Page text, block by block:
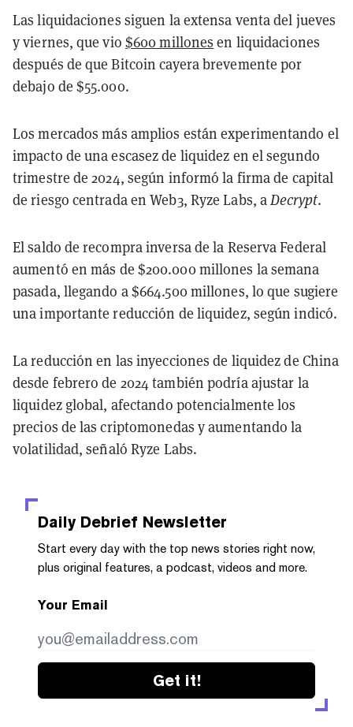
Las liquidaciones siguen la extensa venta del jueves
y viernes, que vio $600 millones en liquidaciones
después de que Bitcoin cayera brevemente por
debajo de $55.000.
Los mercados más amplios están experimentando el
impacto de una escasez de liquidez en el segundo
trimestre de 2024, según informó la firma de capital
de riesgo centrada en Web3, Ryze Labs, aDecrypt.
El saldo de recompra inversa de la Reserva Federal
aumentó en más de $200.000 millones la semana
pasada, llegando a $664.500 millones, lo que sugiere
una importante reducción de liquidez, según indicó.
La reducción en las inyecciones de liquidez de China
desde febrero de 2024 también podría ajustar la
liquidez global, afectando potencialmente los
precios de las criptomonedas y aumentando la
volatilidad, señaló Ryze Labs.
Daily Debrief Newsletter
Start every day with the top news stories right now,
plus original features, a podcast, videos and more.
Your Email
Get it!